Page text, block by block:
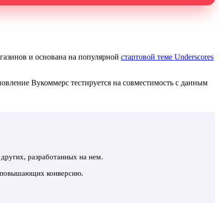
и основана на популярной стартовой теме Underscores
Вукоммерс тестируется на совместимость с данным
разработанных на нем.
повышающих конверсию.